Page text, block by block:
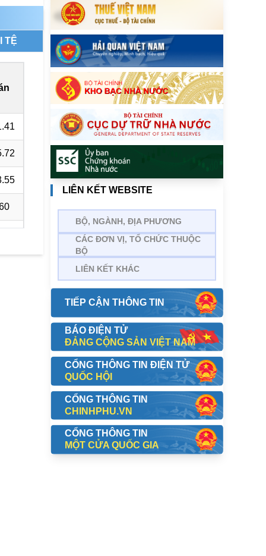
TỆ
LIÊN KẾT WEBSITE
BỘ, NGÀNH, ĐỊA PHƯƠNG
CÁC ĐƠN VỊ, TỔ CHỨC THUỘC
BỘ
LIÊN KẾT KHÁC
TIẾP CẬN THÔNG TIN
BÁO ĐIỆN TỬ
ĐẢNG CỘNG SẢN VIỆT NAM
CỔNG THÔNG TIN ĐIỆN TỬ
QUỐC HỘI
CỔNG THÔNG TIN
CHINHPHU.VN
CỔNG THÔNG TIN
MỘT CỬA QUỐC GIA